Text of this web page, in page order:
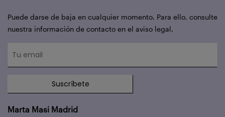
Puede darse de baja en cualquier momento. Para ello, consulte
nuestra información de contacto en el aviso legal.
Suscríbete
Marta Masi Madrid